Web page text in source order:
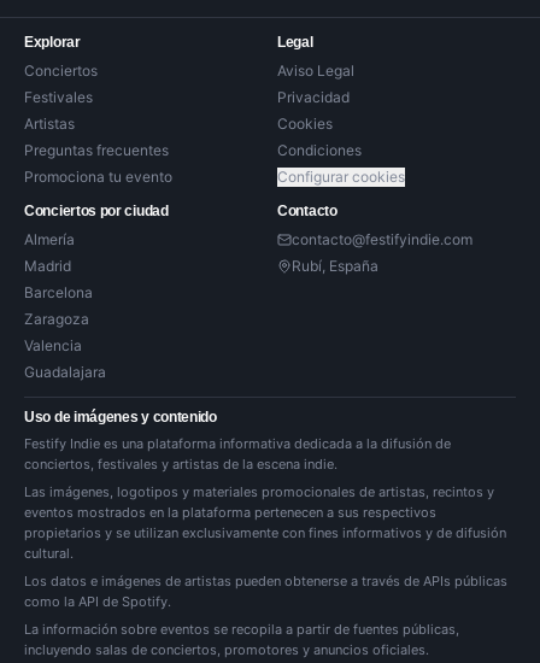
Explorar
Conciertos
Festivales
Artistas
Preguntas frecuentes
Promociona tu evento
Legal
Aviso Legal
Privacidad
Cookies
Condiciones
Configurar cookies
Conciertos por ciudad
Almería
Madrid
Barcelona
Zaragoza
Valencia
Guadalajara
Contacto
contacto@festifyindie.com
Rubí, España
Uso de imágenes y contenido
Festify Indie es una plataforma informativa dedicada a la difusión de
conciertos, festivales y artistas de la escena indie.
Las imágenes, logotipos y materiales promocionales de artistas, recintos y
eventos mostrados en la plataforma pertenecen a sus respectivos
propietarios y se utilizan exclusivamente con fines informativos y de difusión
cultural.
Los datos e imágenes de artistas pueden obtenerse a través de APIs públicas
como la API de Spotify.
La información sobre eventos se recopila a partir de fuentes públicas,
incluyendo salas de conciertos, promotores y anuncios oficiales.